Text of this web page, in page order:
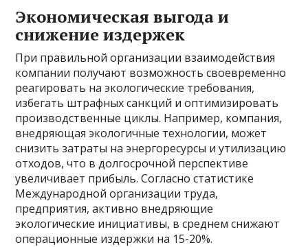
Экономическая выгода и
снижение издержек
При правильной организации взаимодействия
компании получают возможность своевременно
реагировать на экологические требования,
избегать штрафных санкций и оптимизировать
производственные циклы. Например, компания,
внедряющая экологичные технологии, может
снизить затраты на энергоресурсы и утилизацию
отходов, что в долгосрочной перспективе
увеличивает прибыль. Согласно статистике
Международной организации труда,
предприятия, активно внедряющие
экологические инициативы, в среднем снижают
операционные издержки на 15-20%.